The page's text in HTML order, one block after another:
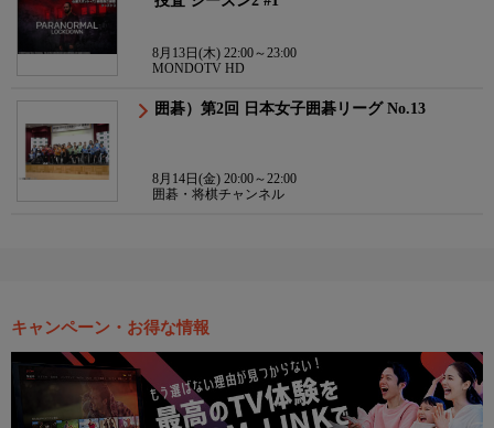
8月13日(木) 22:00～23:00
MONDOTV HD
囲碁）第2回 日本女子囲碁リーグ No.13
8月14日(金) 20:00～22:00
囲碁・将棋チャンネル
キャンペーン・お得な情報